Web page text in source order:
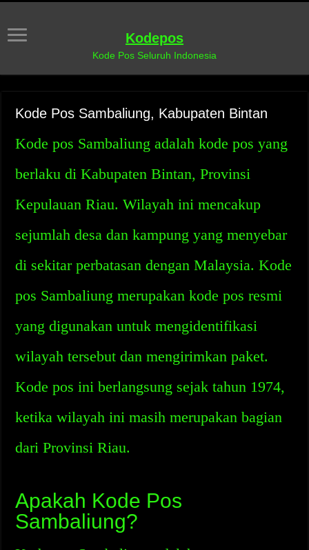
Kodepos
Kode Pos Seluruh Indonesia
Kode Pos Sambaliung, Kabupaten Bintan
Kode pos Sambaliung adalah kode pos yang
berlaku di Kabupaten Bintan, Provinsi
Kepulauan Riau. Wilayah ini mencakup
sejumlah desa dan kampung yang menyebar
di sekitar perbatasan dengan Malaysia. Kode
pos Sambaliung merupakan kode pos resmi
yang digunakan untuk mengidentifikasi
wilayah tersebut dan mengirimkan paket.
Kode pos ini berlangsung sejak tahun 1974,
ketika wilayah ini masih merupakan bagian
dari Provinsi Riau.
Apakah Kode Pos
Sambaliung?